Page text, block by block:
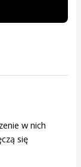
w nich
się